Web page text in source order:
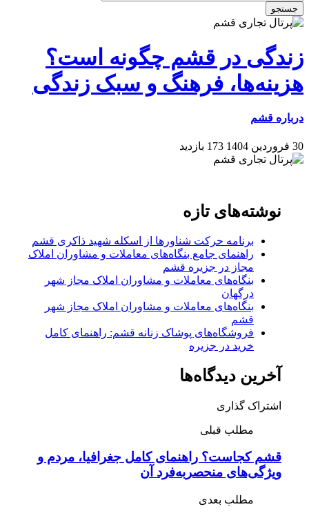
جستجو
زندگی در قشم چگونه است؟
هزینه‌ها، فرهنگ و سبک زندگی
درباره قشم
30 فروردین 1404 173 بازدید
نوشته‌های تازه
برنامه حرکت شناورها از اسکله شهید ذاکری قشم
راهنمای جامع بنگاه‌های معاملات و مشاوران املاک
مجاز در جزیره قشم
بنگاه‌های معاملات و مشاوران املاک مجاز شهر
درگهان
بنگاه‌های معاملات و مشاوران املاک مجاز شهر
قشم
فروشگاه‌های پوشاک زنانه قشم: راهنمای کامل
خرید در جزیره
آخرین دیدگاه‌ها
اشتراک گذاری
مطلب قبلی
قشم کجاست؟ راهنمای کامل جغرافیا، مردم و
ویژگی‌های منحصربه‌فرد آن
مطلب بعدی